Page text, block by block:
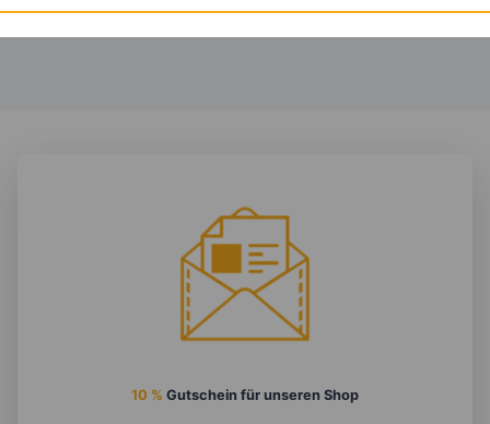
10 % Gutschein für unseren Shop